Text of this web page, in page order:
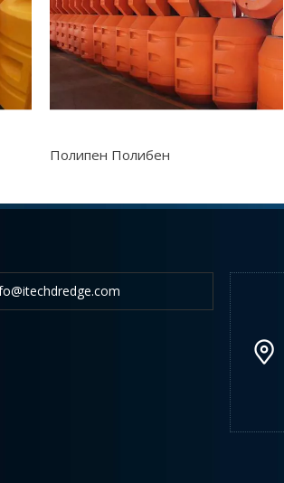
Полипен Полибен